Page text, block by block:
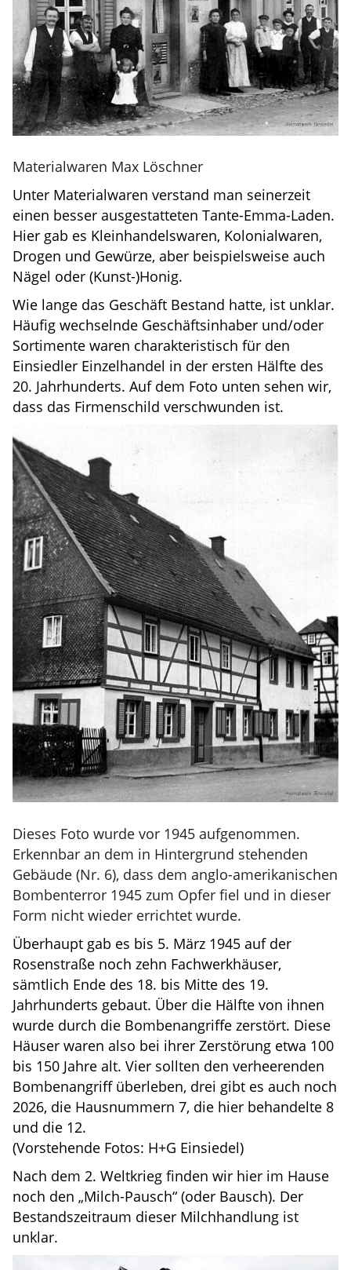
Materialwaren Max Löschner
Unter Materialwaren verstand man seinerzeit
einen besser ausgestatteten Tante-Emma-Laden.
Hier gab es Kleinhandelswaren, Kolonialwaren,
Drogen und Gewürze, aber beispielsweise auch
Nägel oder (Kunst-)Honig.
Wie lange das Geschäft Bestand hatte, ist unklar.
Häufig wechselnde Geschäftsinhaber und/oder
Sortimente waren charakteristisch für den
Einsiedler Einzelhandel in der ersten Hälfte des
20. Jahrhunderts. Auf dem Foto unten sehen wir,
dass das Firmenschild verschwunden ist.
Dieses Foto wurde vor 1945 aufgenommen.
Erkennbar an dem in Hintergrund stehenden
Gebäude (Nr. 6), dass dem anglo-amerikanischen
Bombenterror 1945 zum Opfer fiel und in dieser
Form nicht wieder errichtet wurde.
Überhaupt gab es bis 5. März 1945 auf der
Rosenstraße noch zehn Fachwerkhäuser,
sämtlich Ende des 18. bis Mitte des 19.
Jahrhunderts gebaut. Über die Hälfte von ihnen
wurde durch die Bombenangriffe zerstört. Diese
Häuser waren also bei ihrer Zerstörung etwa 100
bis 150 Jahre alt. Vier sollten den verheerenden
Bombenangriff überleben, drei gibt es auch noch
2026, die Hausnummern 7, die hier behandelte 8
und die 12.
(Vorstehende Fotos: H+G Einsiedel)
Nach dem 2. Weltkrieg finden wir hier im Hause
noch den „Milch-Pausch“ (oder Bausch). Der
Bestandszeitraum dieser Milchhandlung ist
unklar.